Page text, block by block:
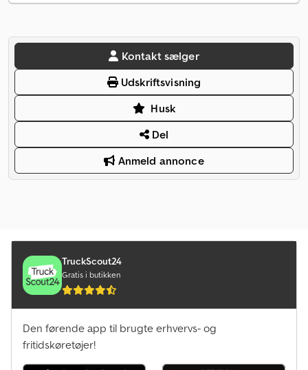
Kontakt sælger
Udskriftsvisning
Husk
Del
Anmeld annonce
TruckScout24
Gratis i butikken
Den førende app til brugte erhvervs- og
fritidskøretøjer!